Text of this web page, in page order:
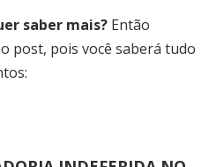
saber mais? Então
post, pois você saberá tudo